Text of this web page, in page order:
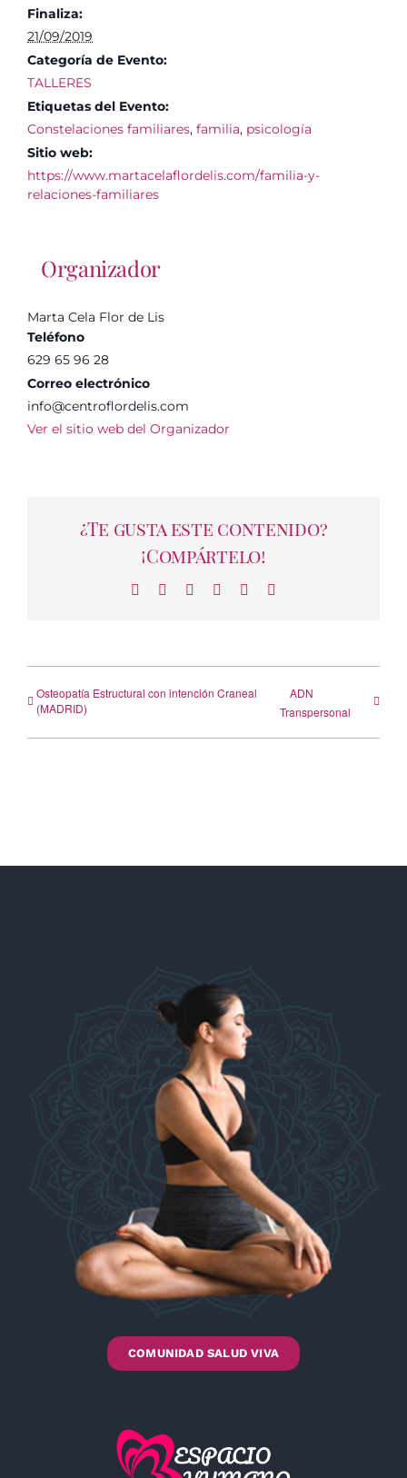
Finaliza:
21/09/2019
Categoría de Evento:
TALLERES
Etiquetas del Evento:
Constelaciones familiares, familia, psicología
Sitio web:
https://www.martacelaflordelis.com/familia-y-
relaciones-familiares
Organizador
Marta Cela Flor de Lis
Teléfono
629 65 96 28
Correo electrónico
info@centroflordelis.com
Ver el sitio web del Organizador
¿Te gusta este contenido?
¡Compártelo!
Facebook LinkedInWhatsAppTelegram
Osteopatía Estructural con intención Craneal
(MADRID)
ADN
Transpersonal
COMUNIDAD SALUD VIVA